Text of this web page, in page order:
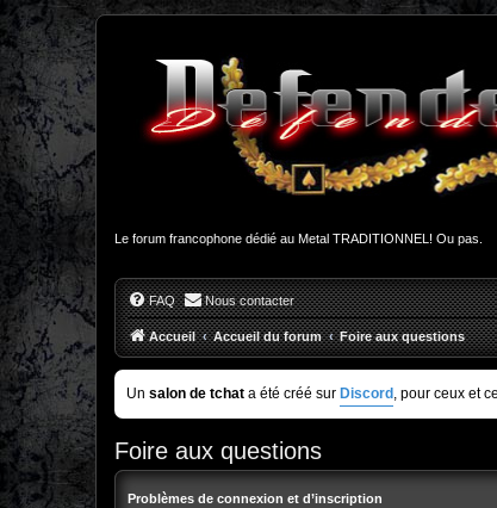
Le forum francophone dédié au Metal TRADITIONNEL! Ou pas.
FAQ Nous contacter
Accueil Accueil du forum Foire aux questions
Un salon de tchat a été créé sur Discord , pour ceux et
Foire aux questions
Problèmes de connexion et d’inscription